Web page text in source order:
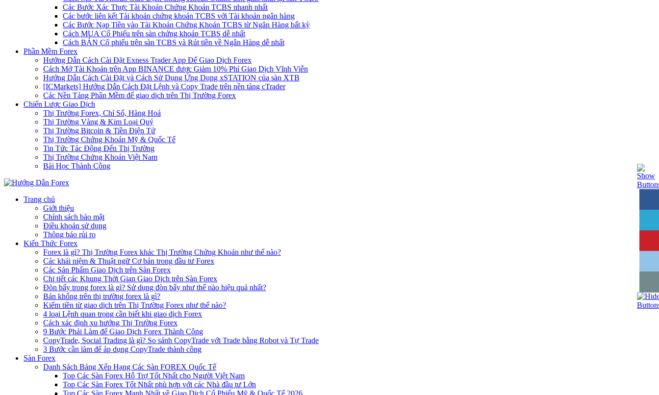
Các Bước Xác Thực Tài Khoản Chứng Khoán TCBS nhanh nhất
Các bước liên kết Tài khoản chứng khoán TCBS với Tài khoản ngân hàng
Các Bước Nạp Tiền vào Tài Khoản Chứng Khoán TCBS từ Ngân Hàng bất kỳ
Cách MUA Cổ Phiếu trên sàn chứng khoán TCBS dễ nhất
Cách BÁN Cổ phiếu trên sàn TCBS và Rút tiền về Ngân Hàng dễ nhất
Phần Mềm Forex
Hướng Dẫn Cách Cài Đặt Exness Trader App Để Giao Dịch Forex
Cách Mở Tài Khoản trên App BINANCE được Giảm 10% Phí Giao Dịch Vĩnh Viễn
Hướng Dẫn Cách Cài Đặt và Cách Sử Dụng Ứng Dụng xSTATION của sàn XTB
[ICMarkets] Hướng Dẫn Cách Đặt Lệnh và Copy Trade trên nền tảng cTrader
Các Nền Tảng Phần Mềm để giao dịch trên Thị Trường Forex
Chiến Lược Giao Dịch
Thị Trường Forex, Chỉ Số, Hàng Hoá
Thị Trường Vàng & Kim Loại Quý
Thị Trường Bitcoin & Tiền Điện Tử
Thị Trường Chứng Khoán Mỹ & Quốc Tế
Tin Tức Tác Động Đến Thị Trường
Thị Trường Chứng Khoán Việt Nam
Bài Học Thành Công
Trang chủ
Giới thiệu
Chính sách bảo mật
Điều khoản sử dụng
Thông báo rủi ro
Kiến Thức Forex
Forex là gì? Thị Trường Forex khác Thị Trường Chứng Khoán như thế nào?
Các khái niệm & Thuật ngữ Cơ bản trong đầu tư Forex
Các Sản Phẩm Giao Dịch trên Sàn Forex
Chi tiết các Khung Thời Gian Giao Dịch trên Sàn Forex
Đòn bẩy trong forex là gì? Sử dụng đòn bẩy như thế nào hiệu quả nhất?
Bán khống trên thị trường forex là gì?
Kiếm tiền từ giao dịch trên Thị Trường Forex như thế nào?
4 loại Lệnh quan trọng cần biết khi giao dịch Forex
Cách xác định xu hướng Thị Trường Forex
9 Bước Phải Làm để Giao Dịch Forex Thành Công
CopyTrade, Social Trading là gì? So sánh CopyTrade với Trade bằng Robot và Tự Trade
3 Bước cần làm để áp dụng CopyTrade thành công
Sàn Forex
Danh Sách Bảng Xếp Hạng Các Sàn FOREX Quốc Tế
Top Các Sàn Forex Hỗ Trợ Tốt Nhất cho Người Việt Nam
Top Các Sàn Forex Tốt Nhất phù hợp với các Nhà đầu tư Lớn
Top Các Sàn Forex Mạnh Nhất về Giao Dịch Cổ Phiếu Mỹ & Quốc Tế 2026